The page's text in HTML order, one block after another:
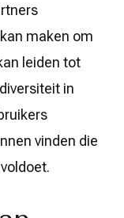
maken om
leiden tot
in
vinden die